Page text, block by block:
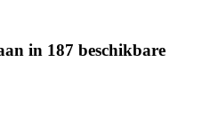
in 187 beschikbare